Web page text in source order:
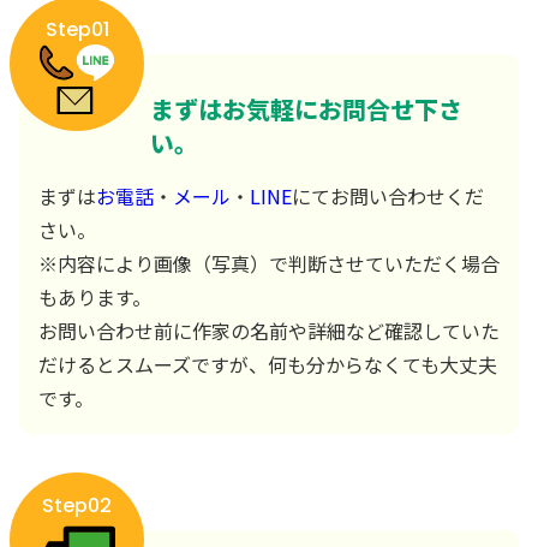
Step01
まずはお気軽にお問合せ下さ
い。
まずはお電話 ・ メール ・ LINEにてお問い合わせくだ
さい。
※内容により画像（写真）で判断させていただく場合
もあります。
お問い合わせ前に作家の名前や詳細など確認していた
だけるとスムーズですが、何も分からなくても大丈夫
です。
Step02